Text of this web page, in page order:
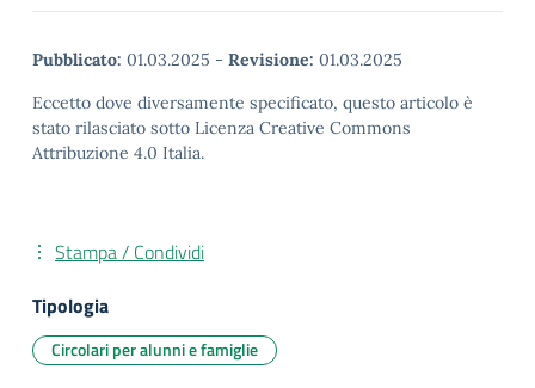
Pubblicato: 01.03.2025 - Revisione: 01.03.2025
Eccetto dove diversamente specificato, questo articolo è
stato rilasciato sotto Licenza Creative Commons
Attribuzione 4.0 Italia.
Stampa / Condividi
Tipologia
Circolari per alunni e famiglie